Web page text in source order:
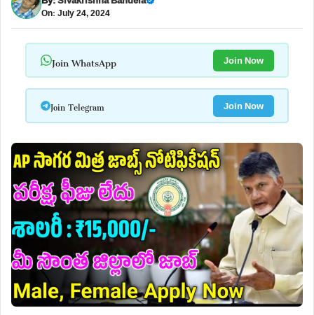
On: July 24, 2024
Join WhatsApp Join Now
Join Telegram Join Now